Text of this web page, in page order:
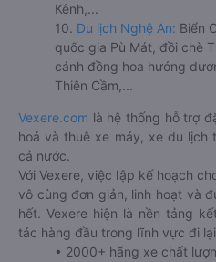
Kênh,...
10. Du lịch Nghệ An: Biển
quốc gia Pù Mát, đồi chè
cánh đồng hoa hướng
Thiên Cầm,...
Vexere.com là hệ thống hỗ trợ
hoả và thuê xe máy, xe du lịch
cả nước.
Với Vexere, việc lập kế hoạch
vô cùng đơn giản, linh hoạt và
hết. Vexere hiện là nền tảng
tác hàng đầu trong lĩnh vực đi
• 2000+ hãng xe chất